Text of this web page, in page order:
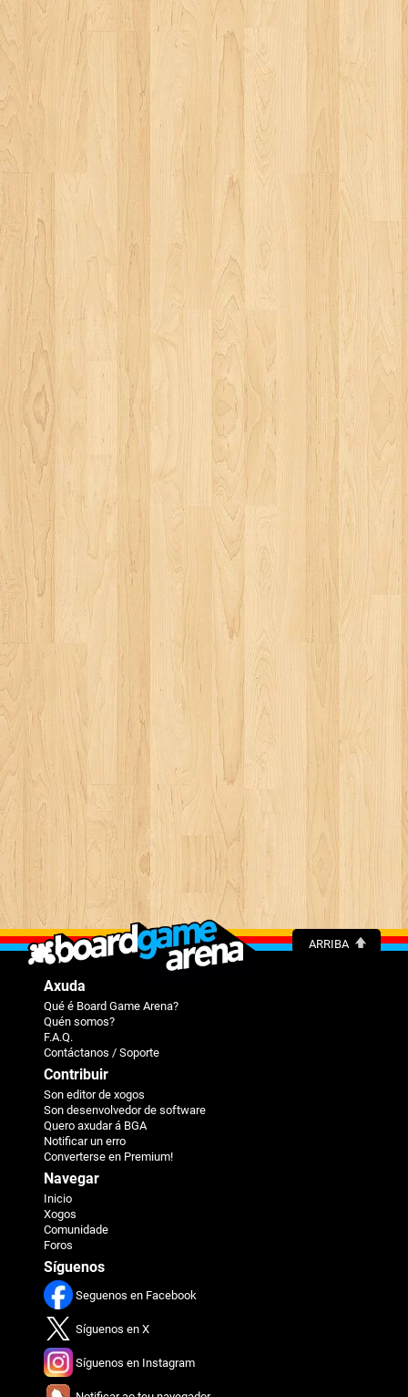
ARRIBA
Axuda
Qué é Board Game Arena?
Quén somos?
F.A.Q.
Contáctanos / Soporte
Contribuir
Son editor de xogos
Son desenvolvedor de software
Quero axudar á BGA
Notificar un erro
Converterse en Premium!
Navegar
Inicio
Xogos
Comunidade
Foros
Síguenos
Seguenos en Facebook
Síguenos en X
Síguenos en Instagram